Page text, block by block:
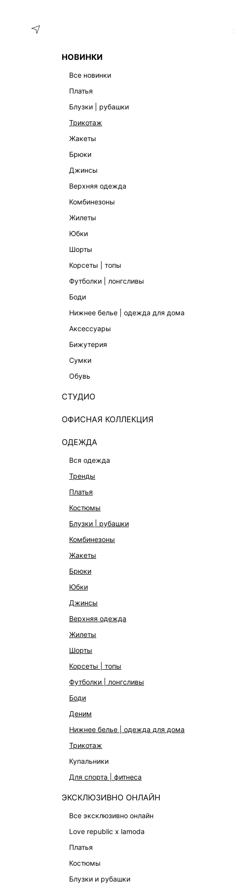
НОВИНКИ
все новинки
платья
блузки | рубашки
трикотаж
жакеты
брюки
джинсы
верхняя одежда
комбинезоны
жилеты
юбки
шорты
корсеты | топы
футболки | лонгсливы
боди
нижнее белье | одежда для дома
аксессуары
бижутерия
сумки
обувь
СТУДИО
ОФИСНАЯ КОЛЛЕКЦИЯ
ОДЕЖДА
вся одежда
тренды
платья
костюмы
блузки | рубашки
комбинезоны
жакеты
брюки
юбки
джинсы
верхняя одежда
жилеты
шорты
корсеты | топы
футболки | лонгсливы
боди
деним
нижнее белье | одежда для дома
трикотаж
купальники
для спорта | фитнеса
ЭКСКЛЮЗИВНО ОНЛАЙН
все эксклюзивно онлайн
love republic x lamoda
платья
костюмы
блузки и рубашки
ОДЕЖДА ПЛАТЬЕ МАКСИ С
ПОДАРОЧНЫЕ СЕРТИФИКАТЫ
КАПСУЛЬНЫЙ ГАРДЕРОБ
В ОТТЕНКАХ СЕРОГО
LOVE REPUBLIC MAISON
ДАЙДЖЕСТ